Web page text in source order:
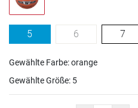
5 6 7
Gewählte Farbe: orange
Gewählte Größe: 5